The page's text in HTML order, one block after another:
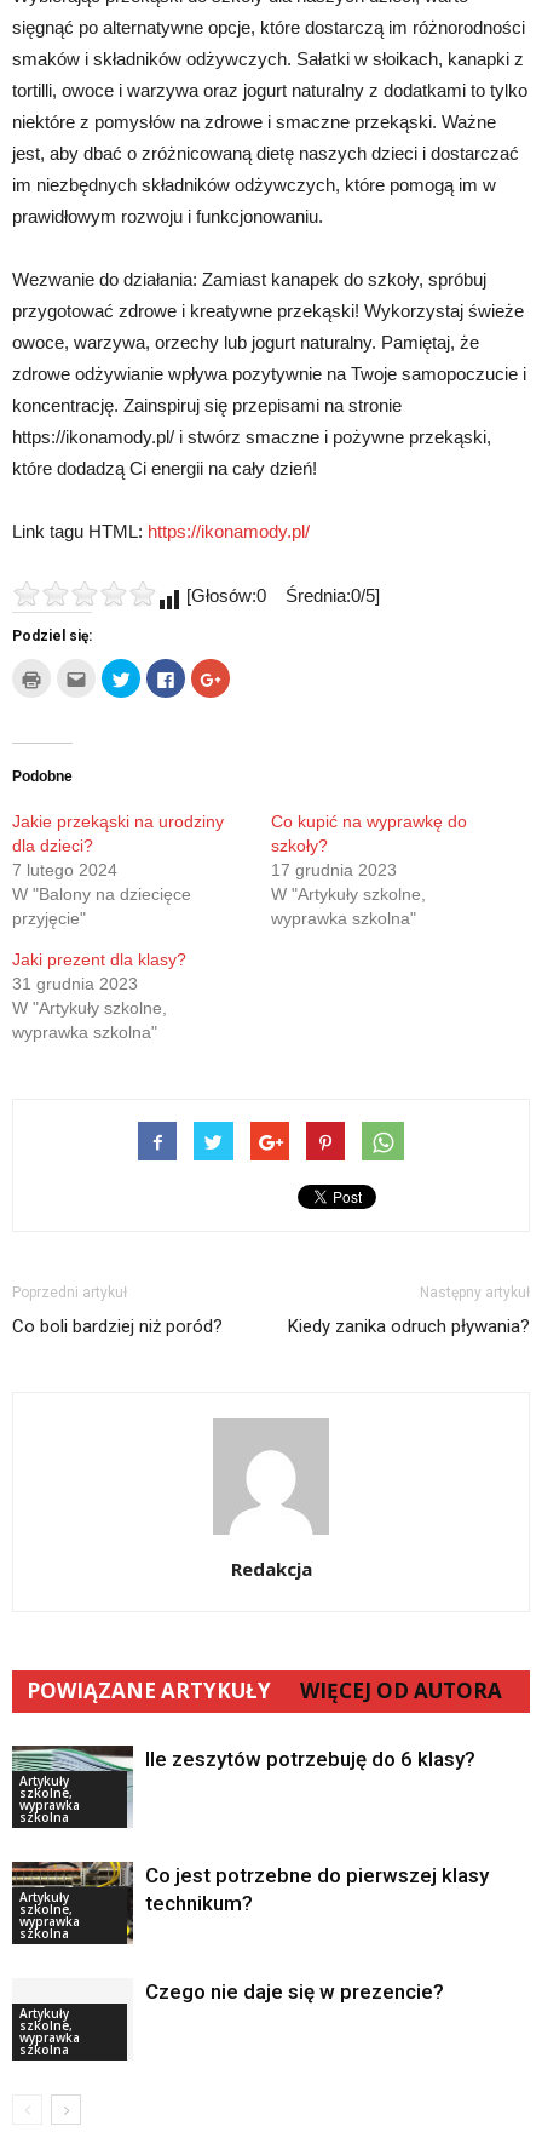
sięgnąć po alternatywne opcje, które dostarczą im różnorodności
smaków i składników odżywczych. Sałatki w słoikach, kanapki z
tortilli, owoce i warzywa oraz jogurt naturalny z dodatkami to tylko
niektóre z pomysłów na zdrowe i smaczne przekąski. Ważne
jest, aby dbać o zróżnicowaną dietę naszych dzieci i dostarczać
im niezbędnych składników odżywczych, które pomogą im w
prawidłowym rozwoju i funkcjonowaniu.
Wezwanie do działania: Zamiast kanapek do szkoły, spróbuj
przygotować zdrowe i kreatywne przekąski! Wykorzystaj świeże
owoce, warzywa, orzechy lub jogurt naturalny. Pamiętaj, że
zdrowe odżywianie wpływa pozytywnie na Twoje samopoczucie i
koncentrację. Zainspiruj się przepisami na stronie
https://ikonamody.pl/ i stwórz smaczne i pożywne przekąski,
które dodadzą Ci energii na cały dzień!
Link tagu HTML: https://ikonamody.pl/
[Głosów:0 Średnia:0/5]
Podziel się:
Kliknij
wydrukować(Otwiera
nowym
Kliknij,
aby
wysłać
w
nowym
oknie)
Udostępnij
na
Twitterze(Otwiera
Click
to
share
Click
to
Podobne
Jakie przekąski na urodziny
dla dzieci?
7 lutego 2024
W "Balony na dziecięce
przyjęcie"
Co kupić na wyprawkę do
szkoły?
17 grudnia 2023
W "Artykuły szkolne,
wyprawka szkolna"
Jaki prezent dla klasy?
31 grudnia 2023
W "Artykuły szkolne,
wyprawka szkolna"
Poprzedni artykuł
Co boli bardziej niż poród?
Następny artykuł
Kiedy zanika odruch pływania?
Redakcja
POWIĄZANE ARTYKUŁY WIĘCEJ OD AUTORA
Artykuły
szkolne,
wyprawka
szkolna
Ile zeszytów potrzebuję do 6 klasy?
Artykuły
szkolne,
wyprawka
szkolna
Co jest potrzebne do pierwszej klasy
technikum?
Artykuły
szkolne,
wyprawka
szkolna
Czego nie daje się w prezencie?